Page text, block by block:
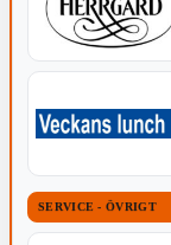
SERVICE - ÖVRIGT